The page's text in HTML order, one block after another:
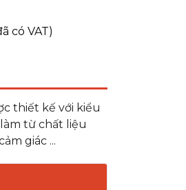
có VAT)
thiết kế với kiểu
từ chất liệu
giác ...